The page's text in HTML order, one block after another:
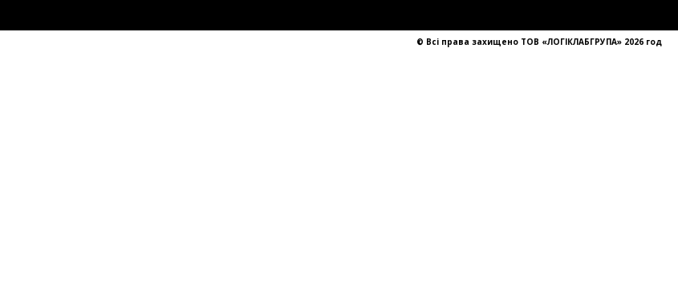
sales@llg-ukraine.com